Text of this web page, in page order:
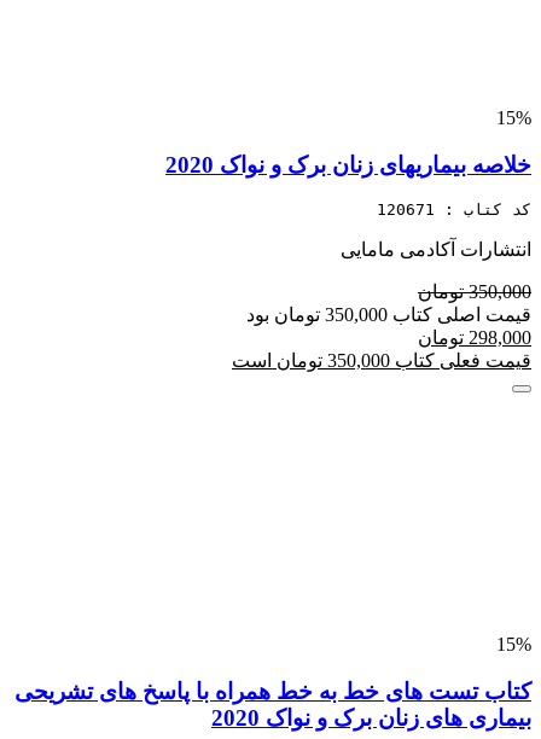
15%
خلاصه بیماریهای زنان برک و نواک 2020
کد کتاب : 120671
انتشارات آکادمی مامایی
350,000 تومان
قیمت اصلی کتاب 350,000 تومان بود
298,000 تومان
قیمت فعلی کتاب 350,000 تومان است
15%
کتاب تست های خط به خط همراه با پاسخ های تشریحی
بیماری های زنان برک و نواک 2020